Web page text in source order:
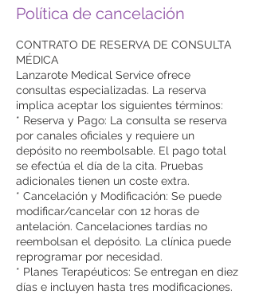
Política de cancelación
CONTRATO DE RESERVA DE CONSULTA
MÉDICA
Lanzarote Medical Service ofrece
consultas especializadas. La reserva
implica aceptar los siguientes términos:
* Reserva y Pago: La consulta se reserva
por canales oficiales y requiere un
depósito no reembolsable. El pago total
se efectúa el día de la cita. Pruebas
adicionales tienen un coste extra.
* Cancelación y Modificación: Se puede
modificar/cancelar con 12 horas de
antelación. Cancelaciones tardías no
reembolsan el depósito. La clínica puede
reprogramar por necesidad.
* Planes Terapéuticos: Se entregan en diez
días e incluyen hasta tres modificaciones.